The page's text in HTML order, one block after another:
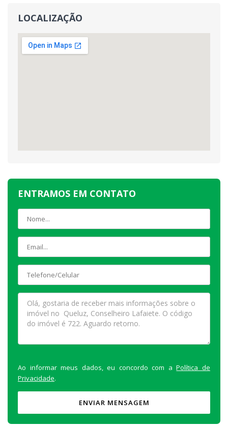
LOCALIZAÇÃO
ENTRAMOS EM CONTATO
Ao informar meus dados, eu concordo com aPolítica de
Privacidade.
ENVIAR MENSAGEM